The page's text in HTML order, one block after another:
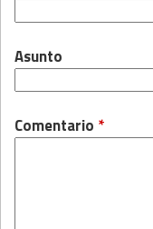
Asunto
Comentario *